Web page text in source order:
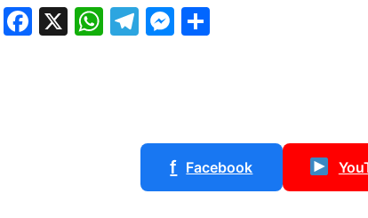
Facebook
X WhatsApp
Telegram
Messenger
f Facebook